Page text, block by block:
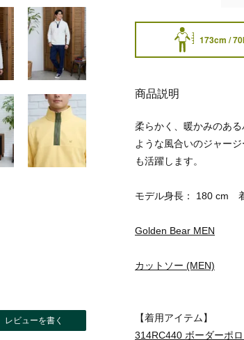
レビューを書く
173cm /
商品説明
柔らかく、暖かみのあ
ような風合いのジャー
も活躍します。
モデル身長： 180 cm
Golden Bear MEN
カットソー (MEN)
【着用アイテム】
314RC440 ボーダーポ